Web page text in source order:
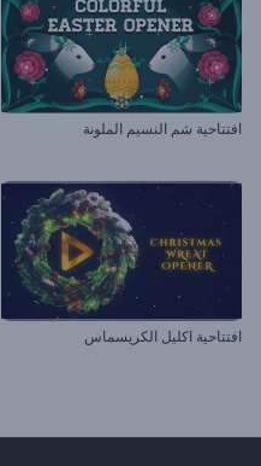
افتتاحية شم النسيم الملونة
افتتاحية اكليل الكريسماس